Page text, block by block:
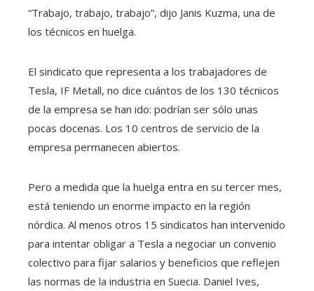
“Trabajo, trabajo, trabajo”, dijo Janis Kuzma, una de
los técnicos en huelga.
El sindicato que representa a los trabajadores de
Tesla, IF Metall, no dice cuántos de los 130 técnicos
de la empresa se han ido: podrían ser sólo unas
pocas docenas. Los 10 centros de servicio de la
empresa permanecen abiertos.
Pero a medida que la huelga entra en su tercer mes,
está teniendo un enorme impacto en la región
nórdica. Al menos otros 15 sindicatos han intervenido
para intentar obligar a Tesla a negociar un convenio
colectivo para fijar salarios y beneficios que reflejen
las normas de la industria en Suecia. Daniel Ives,